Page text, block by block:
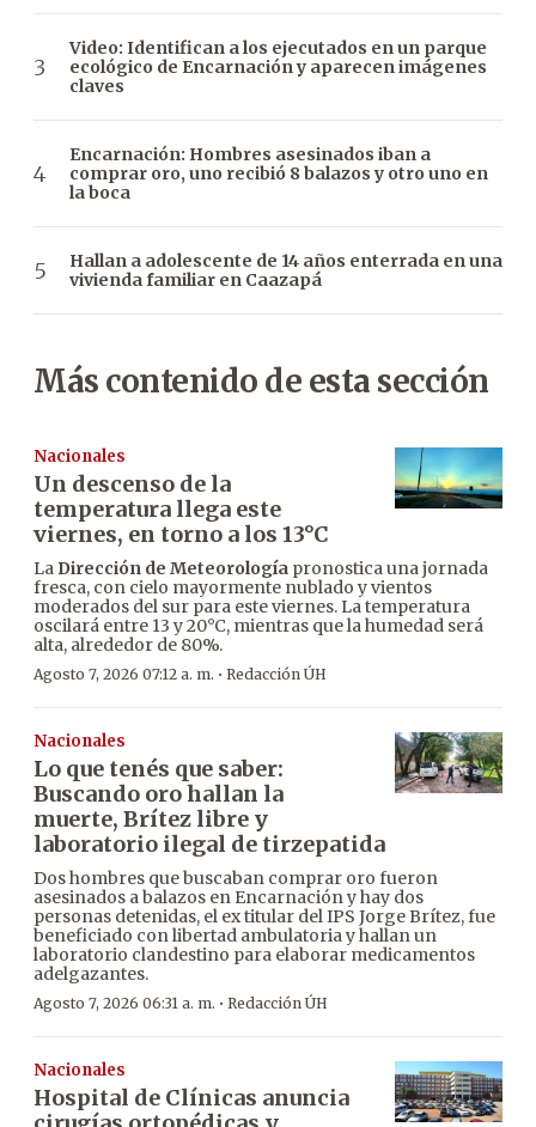
Video: Identifican a los ejecutados en un parque
ecológico de Encarnación y aparecen imágenes
claves
Encarnación: Hombres asesinados iban a
comprar oro, uno recibió 8 balazos y otro uno en
la boca
Hallan a adolescente de 14 años enterrada en una
vivienda familiar en Caazapá
Más contenido de esta sección
Nacionales
Un descenso de la
temperatura llega este
viernes, en torno a los 13°C
La Dirección de Meteorología pronostica una jornada
fresca, con cielo mayormente nublado y vientos
moderados del sur para este viernes. La temperatura
oscilará entre 13 y 20°C, mientras que la humedad será
alta, alrededor de 80%.
Agosto 7, 2026 07:12 a. m. · Redacción ÚH
Nacionales
Lo que tenés que saber:
Buscando oro hallan la
muerte, Brítez libre y
laboratorio ilegal de tirzepatida
Dos hombres que buscaban comprar oro fueron
asesinados a balazos en Encarnación y hay dos
personas detenidas, el ex titular del IPS Jorge Brítez, fue
beneficiado con libertad ambulatoria y hallan un
laboratorio clandestino para elaborar medicamentos
adelgazantes.
Agosto 7, 2026 06:31 a. m. · Redacción ÚH
Nacionales
Hospital de Clínicas anuncia